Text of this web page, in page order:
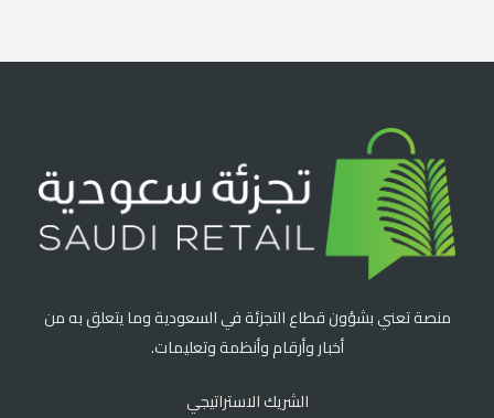
منصة تعني بشؤون قطاع التجزئة في السعودية وما يتعلق به من
أخبار وأرقام وأنظمة وتعليمات.
الشريك الاستراتيجي